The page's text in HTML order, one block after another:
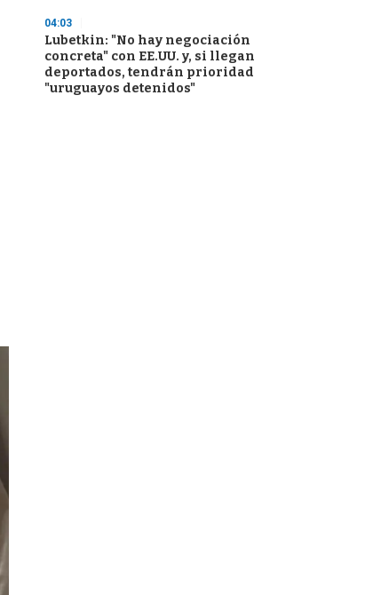
04:03
Lubetkin: "No hay negociación
concreta" con EE.UU. y, si llegan
deportados, tendrán prioridad
"uruguayos detenidos"